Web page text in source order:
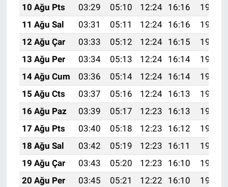
10 Ağu Pts
03:29 05:10 12:24 16:16
19:28
11 Ağu Sal
03:31 05:11 12:24 16:16
19:27
12 Ağu Çar
03:33 05:12 12:24 16:15
19:26
13 Ağu Per
03:34 05:13 12:24 16:14
19:24
14 Ağu Cum
03:36 05:14 12:24 16:14
19:23
15 Ağu Cts
03:37 05:16 12:24 16:13
19:22
16 Ağu Paz
03:39 05:17 12:23 16:13
19:20
17 Ağu Pts
03:40 05:18 12:23 16:12
19:19
18 Ağu Sal
03:42 05:19 12:23 16:11
19:17
19 Ağu Çar
03:43 05:20 12:23 16:10
19:16
20 Ağu Per
03:45 05:21 12:22 16:10
19:14